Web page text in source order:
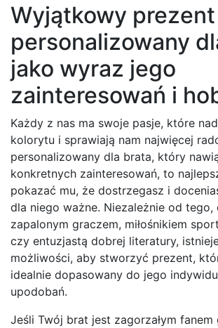
Wyjątkowy prezent
personalizowany
jako wyraz jego
zainteresowań i
Każdy z nas ma swoje pasje, które
kolorytu i sprawiają nam najwięcej
personalizowany dla brata, który
konkretnych zainteresowań, to
pokazać mu, że dostrzegasz i
dla niego ważne. Niezależnie od tego,
zapalonym graczem, miłośnikiem
czy entuzjastą dobrej literatury,
możliwości, aby stworzyć prezent,
idealnie dopasowany do jego
upodobań.
Jeśli Twój brat jest zagorzałym fanem